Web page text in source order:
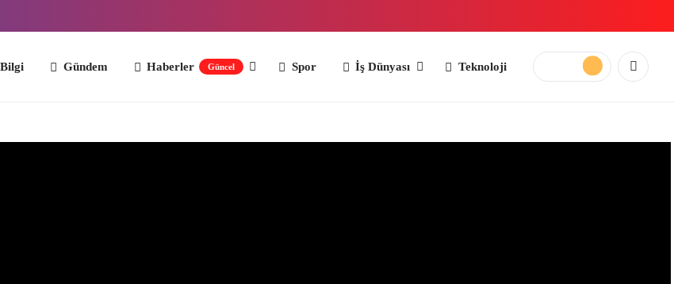
Gündem Haberler Spor İş Dünyası Teknoloji